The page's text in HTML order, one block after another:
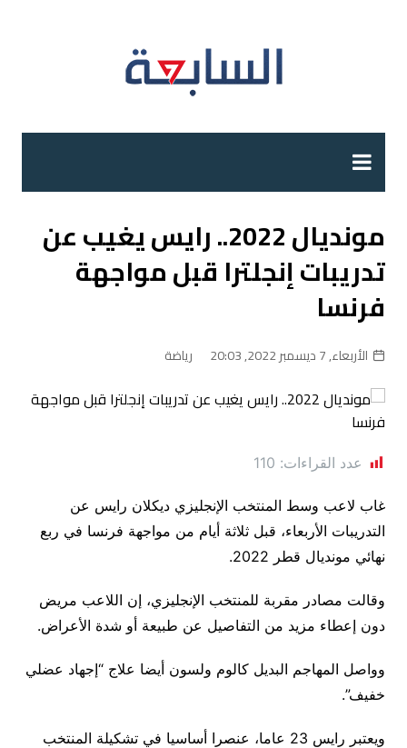
مونديال 2022.. رايس يغيب عن
تدريبات إنجلترا قبل مواجهة
فرنسا
الأربعاء, 7 ديسمبر 2022, 20:03 رياضة
عدد القراءات: 110
غاب لاعب وسط المنتخب الإنجليزي ديكلان رايس عن
التدريبات الأربعاء، قبل ثلاثة أيام من مواجهة فرنسا في ربع
نهائي مونديال قطر 2022.
وقالت مصادر مقربة للمنتخب الإنجليزي، إن اللاعب مريض
دون إعطاء مزيد من التفاصيل عن طبيعة أو شدة الأعراض.
وواصل المهاجم البديل كالوم ولسون أيضا علاج “إجهاد عضلي
خفيف”.
ويعتبر رايس 23 عاما، عنصرا أساسيا في تشكيلة المنتخب